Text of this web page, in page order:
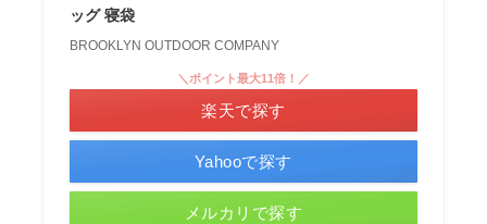
ッグ 寝袋
BROOKLYN OUTDOOR COMPANY
＼ポイント最大11倍！／
楽天で探す
Yahooで探す
メルカリで探す